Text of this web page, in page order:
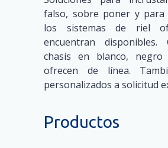
falso, sobre poner y para
los sistemas de riel
encuentran disponibles.
chasis en blanco,
ofrecen de línea.
personalizados a solicitud
Productos